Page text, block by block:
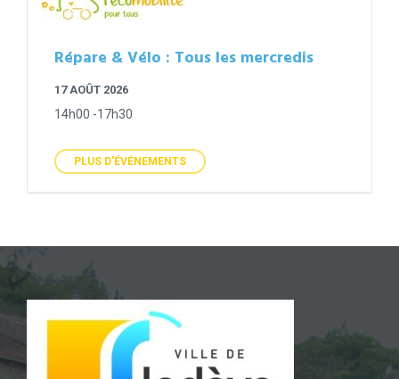
Répare & Vélo : Tous les mercredis
17 AOÛT 2026
14h00 -17h30
PLUS D'ÉVÉNEMENTS